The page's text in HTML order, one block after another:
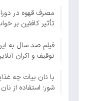
مصرف قهوه در
تأثیر کافئین بر
فیلم صد سال به
توقیف و اکران آنلاین
با نان بیات چه
شور؛ استفاده از